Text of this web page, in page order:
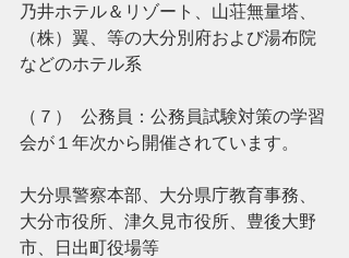
乃井ホテル＆リゾート、山荘無量塔、
（株）翼、等の大分別府および湯布院
などのホテル系
（７）  公務員：公務員試験対策の学習
会が１年次から開催されています。
大分県警察本部、大分県庁教育事務、
大分市役所、津久見市役所、豊後大野
市、日出町役場等